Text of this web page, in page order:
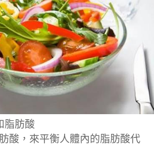
脂肪酸
酸，來平衡人體內的脂肪酸代